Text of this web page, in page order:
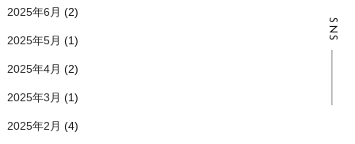
SNS
2025年6月 (2)
2025年5月 (1)
2025年4月 (2)
2025年3月 (1)
2025年2月 (4)